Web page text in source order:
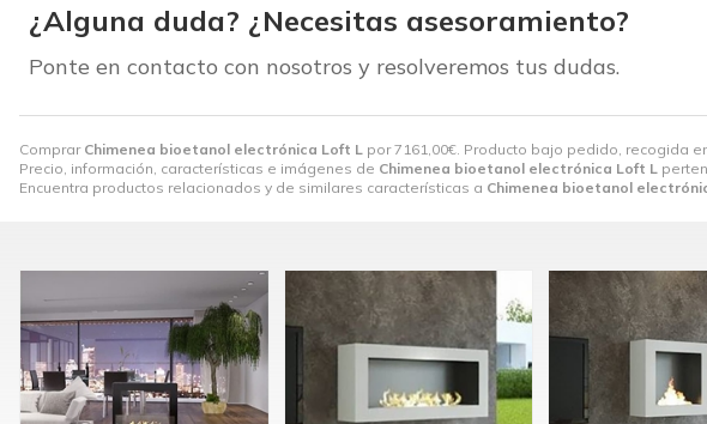
Comprar Chimenea bioetanol electrónica Loft L por7161,00€ . Producto bajo pedido, recogida
Precio, información, características e imágenes de Chimenea bioetanol electrónica Loft L
Encuentra productos relacionados y de similares características a Chimenea bioetanol
¿Alguna duda? ¿Necesitas asesoramiento?
Ponte en contacto con nosotros y resolveremos tus dudas.